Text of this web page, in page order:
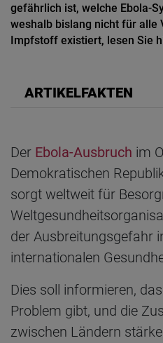
gefährlich ist, welche Ebola-
weshalb bislang nicht für alle
Impfstoff existiert, lesen Sie
ARTIKELFAKTEN
Der Ebola-Ausbruch im
Demokratischen
sorgt weltweit für
der Ausbreitungsgefahr
internationalen
Dies soll informieren,
Problem gibt, und die
zwischen Ländern